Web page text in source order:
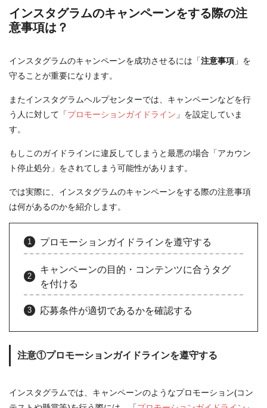
インスタグラムのキャンペーンをする際の注
意事項は？
インスタグラムのキャンペーンを成功させるには「注意事項 」を
守ることが重要になります。
またインスタグラムヘルプセンターでは、キャンペーンなどを行
う人に対して「プロモーションガイドライン 」を設定していま
す。
もしこのガイドラインに違反してしまうと最悪の場合「アカウン
ト停止処分」をされてしまう可能性があります。
では実際に、インスタグラムのキャンペーンをする際の注意事項
は何があるのかを紹介します。
プロモーションガイドラインを遵守する
キャンペーンの目的・コンテンツに合うタグ
を付ける
応募条件が適切であるかを確認する
注意①プロモーションガイドラインを遵守する
インスタグラムでは、キャンペーンのようなプロモーション(コン